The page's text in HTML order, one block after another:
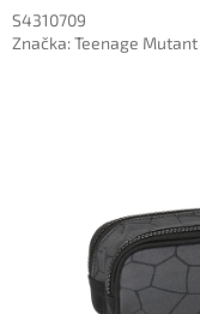
S4310709
Značka:Teenage